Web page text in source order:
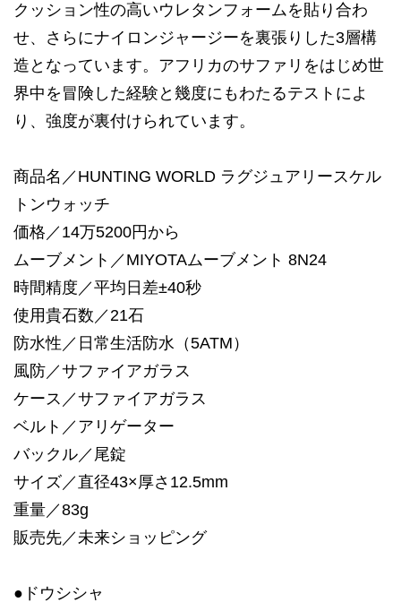
クッション性の高いウレタンフォームを貼り合わ
せ、さらにナイロンジャージーを裏張りした3層構
造となっています。アフリカのサファリをはじめ世
界中を冒険した経験と幾度にもわたるテストによ
り、強度が裏付けられています。
商品名／HUNTING WORLD ラグジュアリースケル
トンウォッチ
価格／14万5200円から
ムーブメント／MIYOTAムーブメント 8N24
時間精度／平均日差±40秒
使用貴石数／21石
防水性／日常生活防水（5ATM）
風防／サファイアガラス
ケース／サファイアガラス
ベルト／アリゲーター
バックル／尾錠
サイズ／直径43×厚さ12.5mm
重量／83g
販売先／未来ショッピング
●ドウシシャ